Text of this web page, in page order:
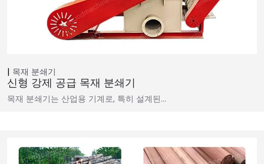
목재 분쇄기
신형 강제 공급 목재 분쇄기
목재 분쇄기는 산업용 기계로, 특히 설계된…